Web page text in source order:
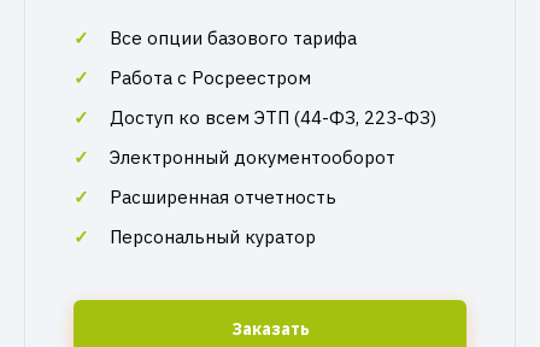
Все опции базового тарифа
Работа с Росреестром
Доступ ко всем ЭТП (44-ФЗ, 223-ФЗ)
Электронный документооборот
Расширенная отчетность
Персональный куратор
Заказать